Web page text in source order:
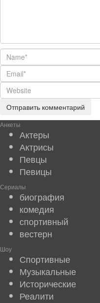
Анкеты
Актеры
Актрисы
Певцы
Певицы
Сериалы
биография
комедия
спортивный
вестерн
Шоу
Спортивные
Музыкальные
Исторические
Реалити